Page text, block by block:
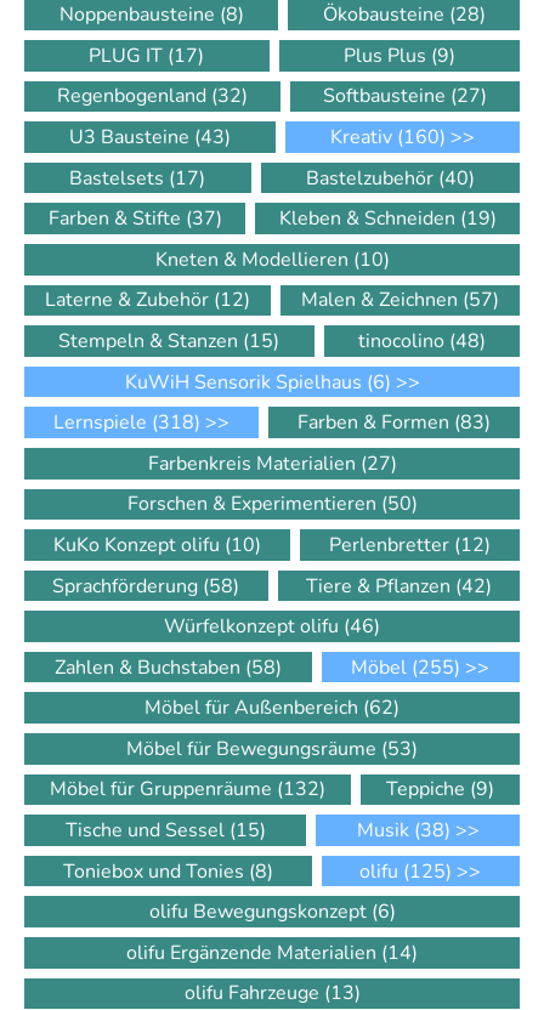
Noppenbausteine (8) Ökobausteine (28)
PLUG IT (17) Plus Plus (9)
Regenbogenland (32) Softbausteine (27)
U3 Bausteine (43) Kreativ (160) >>
Bastelsets (17) Bastelzubehör (40)
Farben & Stifte (37) Kleben & Schneiden (19)
Kneten & Modellieren (10)
Laterne & Zubehör (12) Malen & Zeichnen (57)
Stempeln & Stanzen (15) tinocolino (48)
KuWiH Sensorik Spielhaus (6) >>
Lernspiele (318) >> Farben & Formen (83)
Farbenkreis Materialien (27)
Forschen & Experimentieren (50)
KuKo Konzept olifu (10) Perlenbretter (12)
Sprachförderung (58) Tiere & Pflanzen (42)
Würfelkonzept olifu (46)
Zahlen & Buchstaben (58) Möbel (255) >>
Möbel für Außenbereich (62)
Möbel für Bewegungsräume (53)
Möbel für Gruppenräume (132) Teppiche (9)
Tische und Sessel (15) Musik (38) >>
Toniebox und Tonies (8) olifu (125) >>
olifu Bewegungskonzept (6)
olifu Ergänzende Materialien (14)
olifu Fahrzeuge (13)